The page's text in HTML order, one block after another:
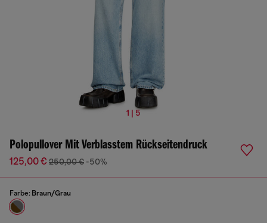
1 | 5
Polopullover Mit Verblasstem Rückseitendruck
125,00 € 250,00 € -50%
Farbe: Braun/Grau